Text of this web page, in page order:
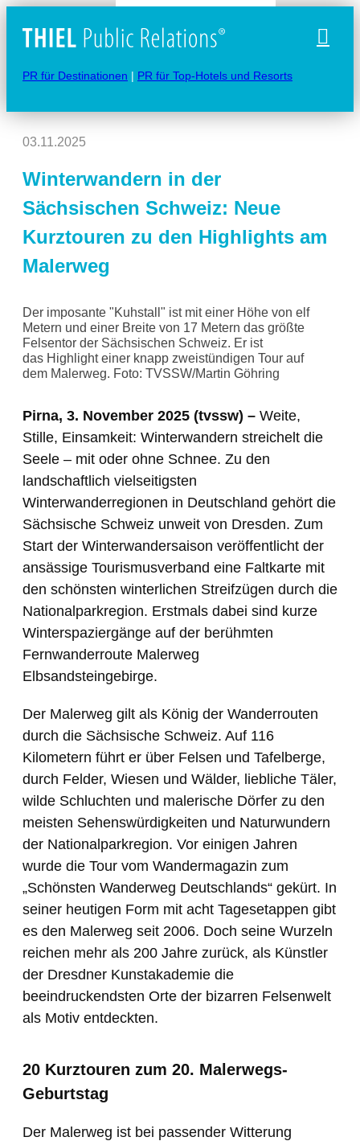
PR für Destinationen | PR für Top-Hotels und Resorts
03.11.2025
Winterwandern in der
Sächsischen Schweiz: Neue
Kurztouren zu den Highlights am
Malerweg
Der imposante "Kuhstall" ist mit einer Höhe von elf
Metern und einer Breite von 17 Metern das größte
Felsentor der Sächsischen Schweiz. Er ist
das Highlight einer knapp zweistündigen Tour auf
dem Malerweg. Foto: TVSSW/Martin Göhring
Pirna, 3. November 2025 (tvssw) – Weite,
Stille, Einsamkeit: Winterwandern streichelt die
Seele – mit oder ohne Schnee. Zu den
landschaftlich vielseitigsten
Winterwanderregionen in Deutschland gehört die
Sächsische Schweiz unweit von Dresden. Zum
Start der Winterwandersaison veröffentlicht der
ansässige Tourismusverband eine Faltkarte mit
den schönsten winterlichen Streifzügen durch die
Nationalparkregion. Erstmals dabei sind kurze
Winterspaziergänge auf der berühmten
Fernwanderroute Malerweg
Elbsandsteingebirge.
Der Malerweg gilt als König der Wanderrouten
durch die Sächsische Schweiz. Auf 116
Kilometern führt er über Felsen und Tafelberge,
durch Felder, Wiesen und Wälder, liebliche Täler,
wilde Schluchten und malerische Dörfer zu den
meisten Sehenswürdigkeiten und Naturwundern
der Nationalparkregion. Vor einigen Jahren
wurde die Tour vom Wandermagazin zum
„Schönsten Wanderweg Deutschlands“ gekürt. In
seiner heutigen Form mit acht Tagesetappen gibt
es den Malerweg seit 2006. Doch seine Wurzeln
reichen mehr als 200 Jahre zurück, als Künstler
der Dresdner Kunstakademie die
beeindruckendsten Orte der bizarren Felsenwelt
als Motiv entdeckten.
20 Kurztouren zum 20. Malerwegs-
Geburtstag
Der Malerweg ist bei passender Witterung